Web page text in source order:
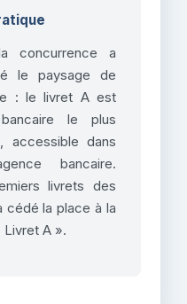
concurrence a
le paysage de
: le livret A est
le plus
accessible dans
bancaire.
livrets des
cédé la place à la
Livret A ».